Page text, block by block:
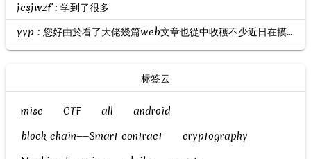
jcsjwzf : 学到了很多
yyp : 您好由於看了大佬幾篇web文章也從中收穫不少近日在摸索幾題web ctf的題目試了很多天之後仍然沒有什麼進展不知道你是否有空幫我看看題目並指導小妹期待你的回信
标签云
misc CTF all
android
block chain——Smart contract
cryptography